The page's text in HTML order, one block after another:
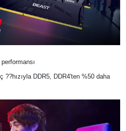
??hızıyla DDR5, DDR4'ten %50 daha